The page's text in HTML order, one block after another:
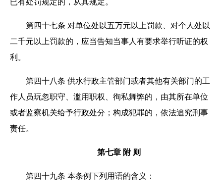
已有处罚规定的，从其规定。
第四十七条 对单位处以五万元以上罚款、对个人处以
二千元以上罚款的，应当告知当事人有要求举行听证的权
利。
第四十八条 供水行政主管部门或者其他有关部门的工
作人员玩忽职守、滥用职权、徇私舞弊的，由其所在单位
或者监察机关给予行政处分；构成犯罪的，依法追究刑事
责任。
第七章 附 则
第四十九条 本条例下列用语的含义：